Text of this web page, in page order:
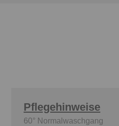
Pflegehinweise
60° Normalwaschgang